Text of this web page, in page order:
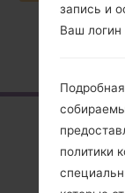
запись и
Ваш логин
политики